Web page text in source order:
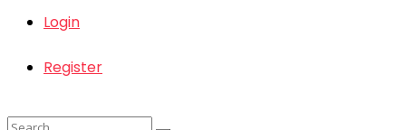
Login
Register